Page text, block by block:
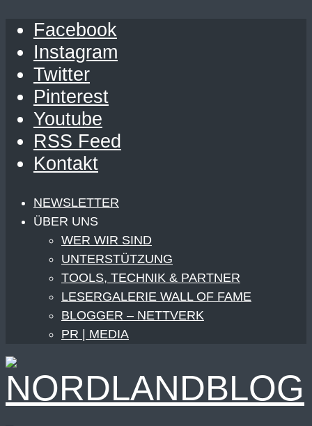
Facebook
Instagram
Twitter
Pinterest
Youtube
RSS Feed
Kontakt
NEWSLETTER
ÜBER UNS
WER WIR SIND
UNTERSTÜTZUNG
TOOLS, TECHNIK & PARTNER
LESERGALERIE WALL OF FAME
BLOGGER – NETTVERK
PR | MEDIA